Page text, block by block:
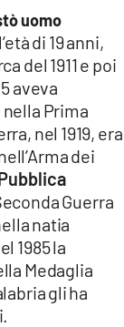
uomo
di 19 anni,
del 1911 e poi
aveva
Prima
nel 1919, era
dei
Guerra
natia
1985 la
Medaglia
gli ha